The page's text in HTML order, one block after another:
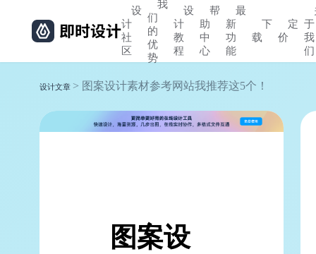
设
计
社
区
我
们
的
优
势
设
计
教
程
帮
助
中
心
最
新
功
能
下
载
定
价
于
我
们
设计文章 > 图案设计素材参考网站我推荐这5个！
图案设